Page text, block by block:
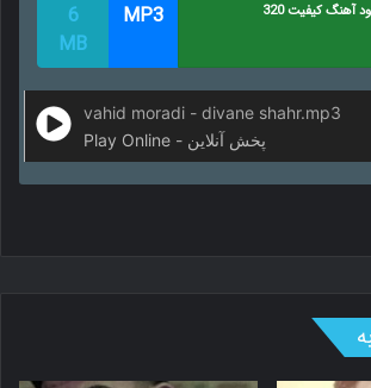
آهنگ کیفیت 320 MP3
6
MB
vahid moradi - divane shahr.mp3
Play Online - پخش آنلاین